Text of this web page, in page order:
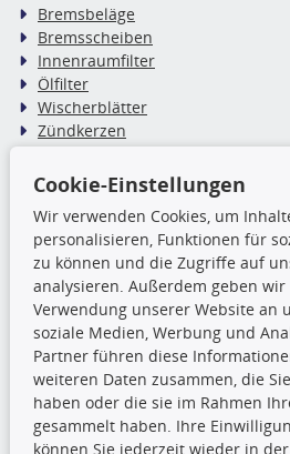
Bremsbeläge
Bremsscheiben
Innenraumfilter
Ölfilter
Wischerblätter
Zündkerzen
TecDoc Inside
Die hier
dürfen nicht
unterlassen, die Daten oder die
vorherige Zustimmung TecDocs zu
verbreiten und/oder diese
zu lassen. Ein Zuwiderhandeln stellt
Urheberrechtsverletzung dar und
Cookie-Einstellungen
Wir verwenden Cookies, um
personalisieren, Funktionen für
zu können und die Zugriffe auf
analysieren. Außerdem geben
Verwendung unserer Website an
soziale Medien, Werbung und
Partner führen diese
weiteren Daten zusammen, die
haben oder die sie im Rahmen
gesammelt haben. Ihre
können Sie jederzeit wieder in